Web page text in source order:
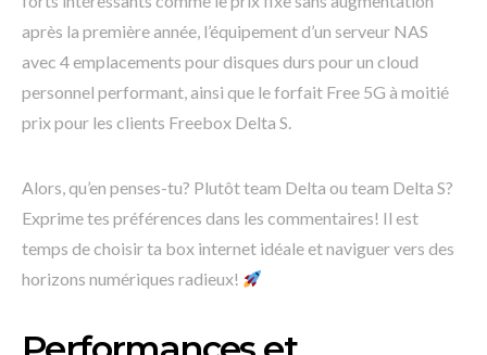
après la première année, l’équipement d’un serveur NAS
avec 4 emplacements pour disques durs pour un cloud
personnel performant, ainsi que le forfait Free 5G à moitié
prix pour les clients Freebox Delta S.
Alors, qu’en penses-tu? Plutôt team Delta ou team Delta S?
Exprime tes préférences dans les commentaires! Il est
temps de choisir ta box internet idéale et naviguer vers des
horizons numériques radieux!